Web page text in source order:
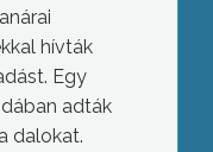
hívták
Egy
adták
dalokat.